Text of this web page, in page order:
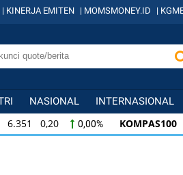
| KINERJA EMITEN | MOMSMONEY.ID |
NASIONAL INTERNASIONAL
6.351 0,20 0,00% KOMPAS100
836 0,96 0,12% LQ45